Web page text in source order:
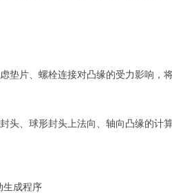
垫片、螺栓连接对凸缘的受力影响，
头、球形封头上法向、轴向凸缘的计算
生成程序